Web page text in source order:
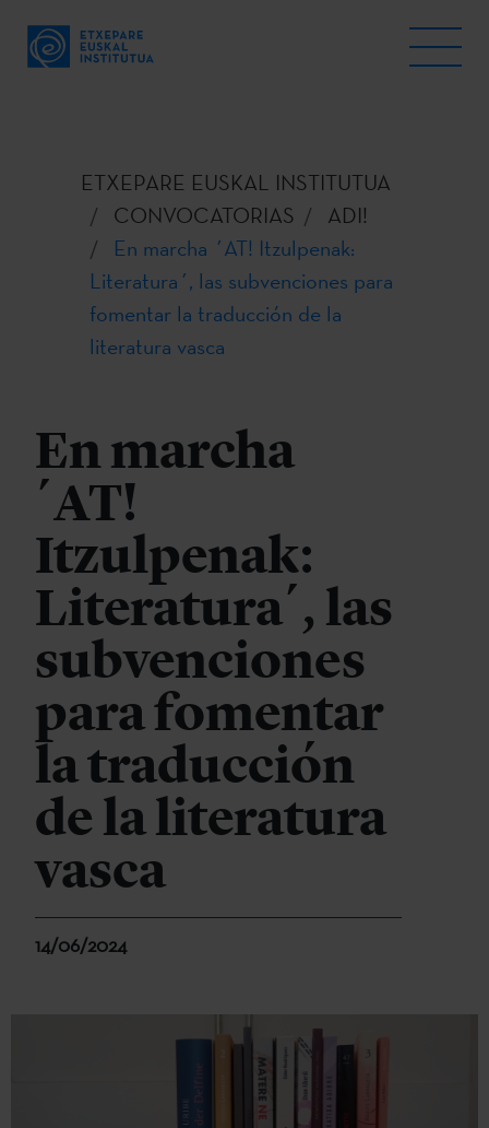
ETXEPARE EUSKAL INSTITUTUA
CONVOCATORIAS
ADI!
En marcha ´AT! Itzulpenak:
Literatura´, las subvenciones para
fomentar la traducción de la
literatura vasca
En marcha
´AT!
Itzulpenak:
Literatura´, las
subvenciones
para fomentar
la traducción
de la literatura
vasca
14/06/2024